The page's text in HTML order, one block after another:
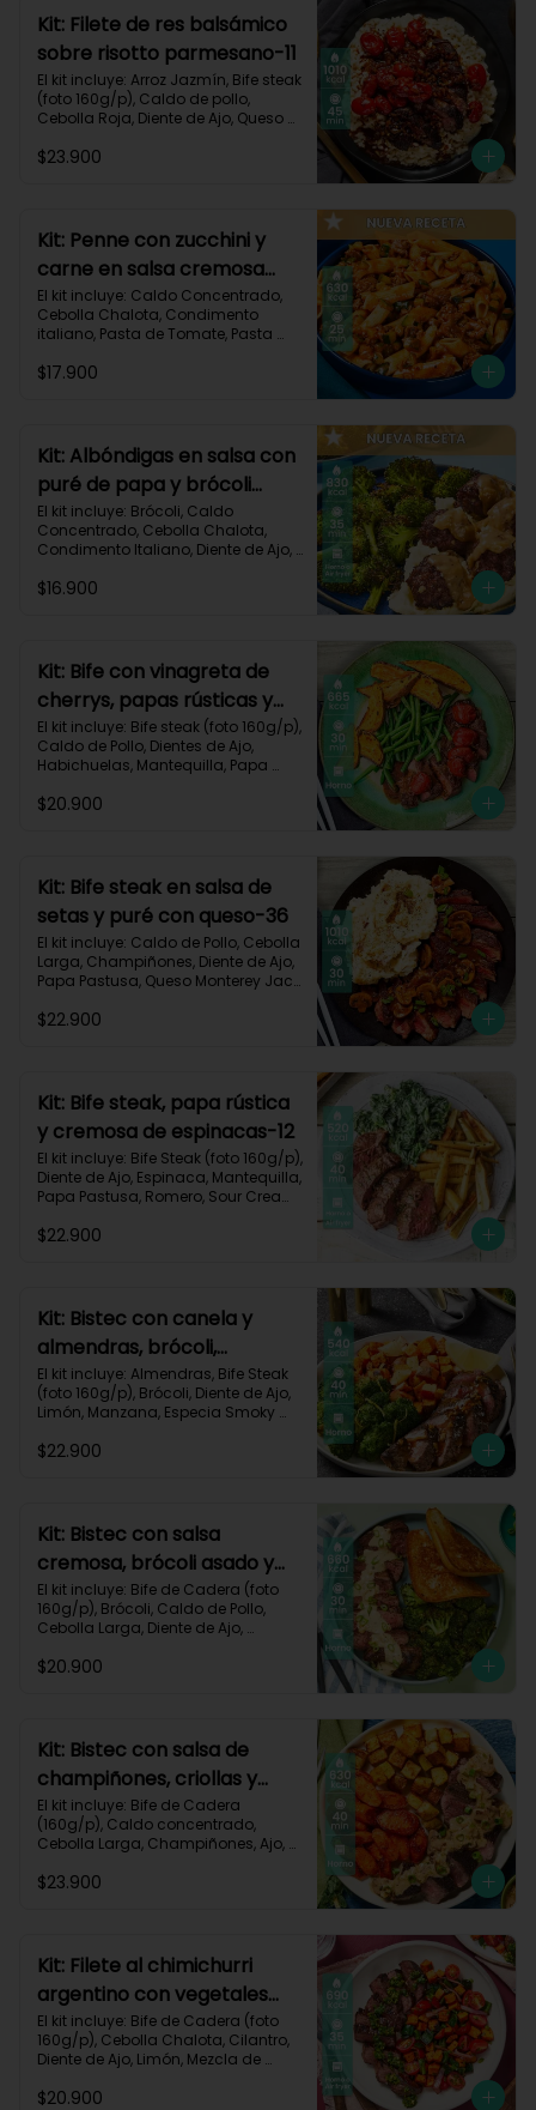
Kit: Filete de res balsámico
sobre risotto parmesano-11
El kit incluye: Arroz Jazmín, Bife steak
(foto 160g/p), Caldo de pollo,
Cebolla Roja, Diente de Ajo, Queso
Tipo Cherry, Vinagre Balsámico y
$23.900
Kit: Penne con zucchini y
carne en salsa cremosa
italiana-146
El kit incluye: Caldo Concentrado,
Cebolla Chalota, Condimento
italiano, Pasta de Tomate, Pasta
Zucchini Verde, Receta Impresa.
$17.900
Kit: Albóndigas en salsa con
puré de papa y brócoli
asado-137
El kit incluye: Brócoli, Caldo
Concentrado, Cebolla Chalota,
Condimento Italiano, Diente de Ajo,
Molida (150g/p), Salsa de Soya,
$16.900
Kit: Bife con vinagreta de
cherrys, papas rústicas y
habichuelas-61
El kit incluye: Bife steak (foto 160g/p),
Caldo de Pollo, Dientes de Ajo,
Habichuelas, Mantequilla, Papa
Cherry, Vinagre Balsámico, Receta
Grasas 40g
$20.900
Kit: Bife steak en salsa de
setas y puré con queso-36
El kit incluye: Caldo de Pollo, Cebolla
Larga, Champiñones, Diente de Ajo,
Papa Pastusa, Queso Monterey Jack,
Cream y Receta impresa.
$22.900
Kit: Bife steak, papa rústica
y cremosa de espinacas-12
El kit incluye: Bife Steak (foto 160g/p),
Diente de Ajo, Espinaca, Mantequilla,
Papa Pastusa, Romero, Sour Cream
$22.900
Kit: Bistec con canela y
almendras, brócoli,
zanahorias asadas y
manzana-60
El kit incluye: Almendras, Bife Steak
(foto 160g/p), Brócoli, Diente de Ajo,
Limón, Manzana, Especia Smoky
Receta Impresa.
$22.900
Kit: Bistec con salsa
cremosa, brócoli asado y
pan de ajo-67
El kit incluye: Bife de Cadera (foto
160g/p), Brócoli, Caldo de Pollo,
Cebolla Larga, Diente de Ajo,
Hamburguesa, Sour Cream, Receta
Proteínas 36g
$20.900
Kit: Bistec con salsa de
champiñones, criollas y
zanahorias asadas-87
El kit incluye: Bife de Cadera
(160g/p), Caldo concentrado,
Cebolla Larga, Champiñones, Ajo,
Cream, Zanahoria, Receta Impresa.
$23.900
Kit: Filete al chimichurri
argentino con vegetales
horneados-110
El kit incluye: Bife de Cadera (foto
160g/p), Cebolla Chalota, Cilantro,
Diente de Ajo, Limón, Mezcla de
Verde, Tomate Tipo Cherry,
$20.900